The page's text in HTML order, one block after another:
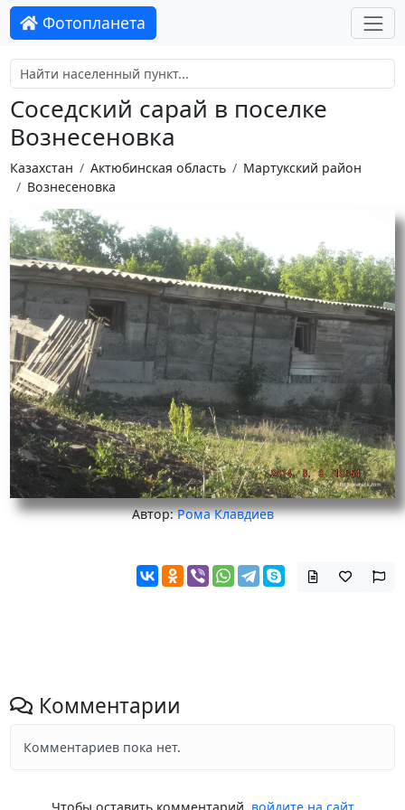
Фотопланета
Соседский сарай в поселке
Вознесеновка
Казахстан Актюбинская область
Мартукский район
Вознесеновка
Автор:Рома Клавдиев
Комментарии
Комментариев пока нет.
Чтобы оставить комментарий, войдите на сайт